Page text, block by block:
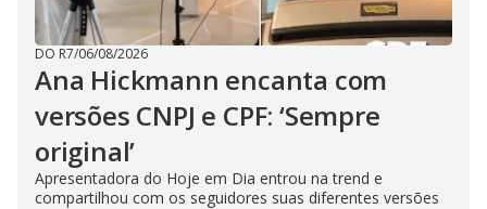
DO R7/06/08/2026
Ana Hickmann encanta com
versões CNPJ e CPF: ‘Sempre
original’
Apresentadora do Hoje em Dia entrou na trend e
compartilhou com os seguidores suas diferentes versões